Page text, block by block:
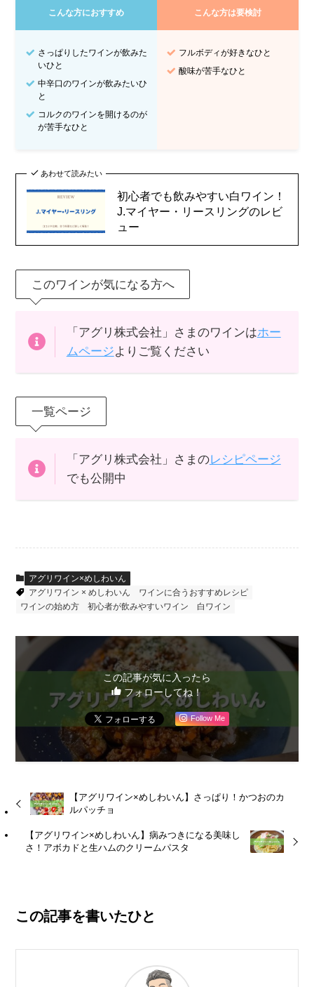
こんな方におすすめ こんな方は要検討
さっぱりしたワインが飲みた
いひと
中辛口のワインが飲みたいひ
と
コルクのワインを開けるのが
が苦手なひと
フルボディが好きなひと
酸味が苦手なひと
あわせて読みたい
初心者でも飲みやすい白ワイン！
J.マイヤー・リースリングのレビ
ュー
このワインが気になる方へ
「アグリ株式会社」さまのワインはホー
ムページよりご覧ください
一覧ページ
「アグリ株式会社」さまのレシピページ
でも公開中
アグリワイン×めしわいん
アグリワイン × めしわいん
ワインに合うおすすめレシピ
ワインの始め方
初心者が飲みやすいワイン 白ワイン
この記事が気に入ったら
フォローしてね！
Follow Me
【アグリワイン×めしわいん】さっぱり！かつおのカ
ルパッチョ
【アグリワイン×めしわいん】病みつきになる美味し
さ！アボカドと生ハムのクリームパスタ
この記事を書いたひと